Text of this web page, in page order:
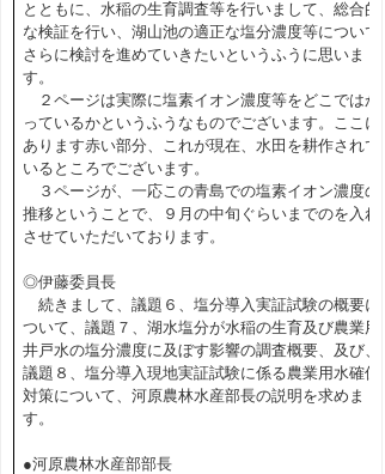
とともに、水稲の生育調査等を行いまして、総合的
な検証を行い、湖山池の適正な塩分濃度等について
さらに検討を進めていきたいというふうに思いま
す。
２ページは実際に塩素イオン濃度等をどこではか
っているかというふうなものでございます。ここに
あります赤い部分、これが現在、水田を耕作されて
いるところでございます。
３ページが、一応この青島での塩素イオン濃度の
推移ということで、９月の中旬ぐらいまでのを入れ
させていただいております。
◎伊藤委員長
続きまして、議題６、塩分導入実証試験の概要に
ついて、議題７、湖水塩分が水稲の生育及び農業用
井戸水の塩分濃度に及ぼす影響の調査概要、及び、
議題８、塩分導入現地実証試験に係る農業用水確保
対策について、河原農林水産部長の説明を求めま
す。
●河原農林水産部部長